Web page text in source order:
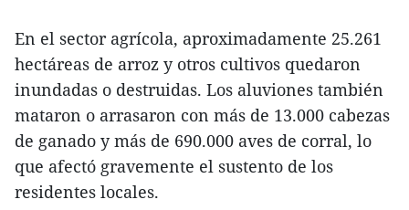
En el sector agrícola, aproximadamente 25.261
hectáreas de arroz y otros cultivos quedaron
inundadas o destruidas. Los aluviones también
mataron o arrasaron con más de 13.000 cabezas
de ganado y más de 690.000 aves de corral, lo
que afectó gravemente el sustento de los
residentes locales.